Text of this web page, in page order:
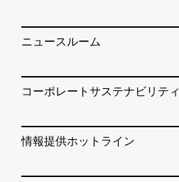
ニュースルーム
コーポレートサステナビリティ
情報提供ホットライン